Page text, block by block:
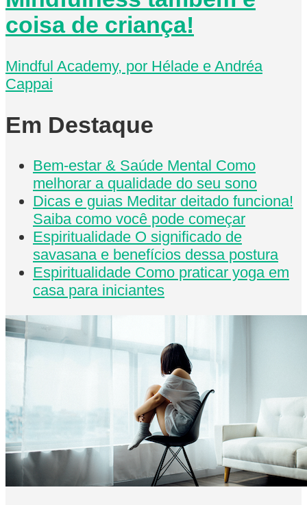
coisa de criança!
Mindful Academy, por Hélade e Andréa
Cappai
Em Destaque
Bem-estar & Saúde Mental Como
melhorar a qualidade do seu sono
Dicas e guias Meditar deitado funciona!
Saiba como você pode começar
Espiritualidade O significado de
savasana e benefícios dessa postura
Espiritualidade Como praticar yoga em
casa para iniciantes